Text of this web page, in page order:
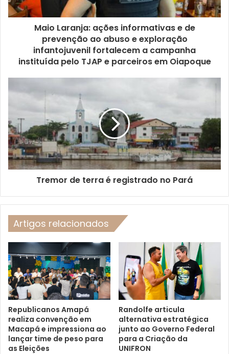
Maio Laranja: ações informativas e de
prevenção ao abuso e exploração
infantojuvenil fortalecem a campanha
instituída pelo TJAP e parceiros em Oiapoque
Tremor de terra é registrado no Pará
Artigos relacionados
Republicanos Amapá
realiza convenção em
Macapá e impressiona ao
lançar time de peso para
as Eleições
Randolfe articula
alternativa estratégica
junto ao Governo Federal
para a Criação da
UNIFRON